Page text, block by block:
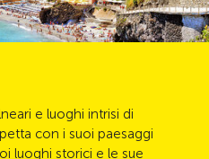
e luoghi intrisi di
con i suoi paesaggi
luoghi storici e le sue